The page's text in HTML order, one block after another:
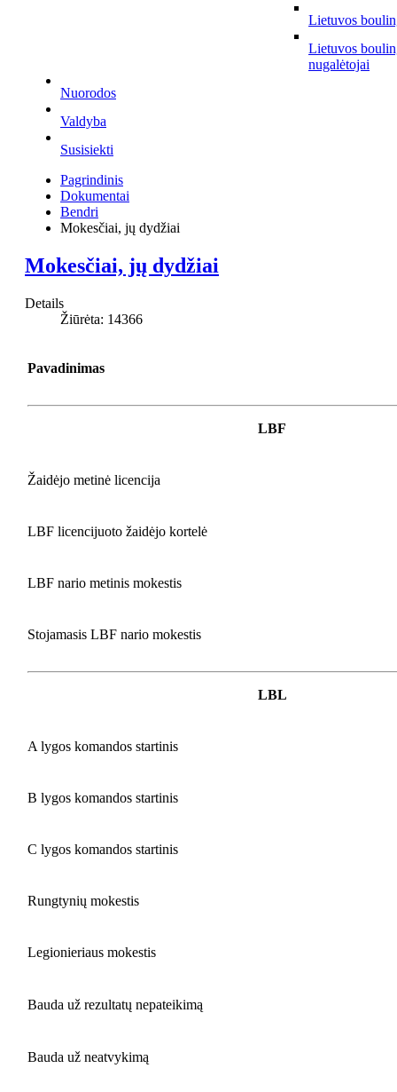
Lietuvos
Lietuvos
nugalėtojai
Nuorodos
Valdyba
Susisiekti
Pagrindinis
Dokumentai
Bendri
Mokesčiai, jų dydžiai
Mokesčiai, jų dydžiai
Details
Žiūrėta: 14366
Pavadinimas
LBF
Žaidėjo metinė licencija
LBF licencijuoto žaidėjo kortelė
LBF nario metinis mokestis
Stojamasis LBF nario mokestis
LBL
A lygos komandos startinis
B lygos komandos startinis
C lygos komandos startinis
Rungtynių mokestis
Legionieriaus mokestis
Bauda už rezultatų nepateikimą
Bauda už neatvykimą